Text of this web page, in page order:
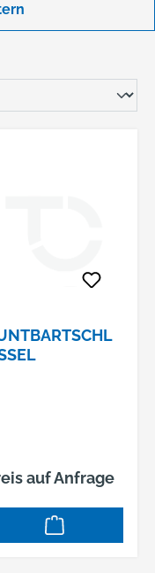
auf Anfrage